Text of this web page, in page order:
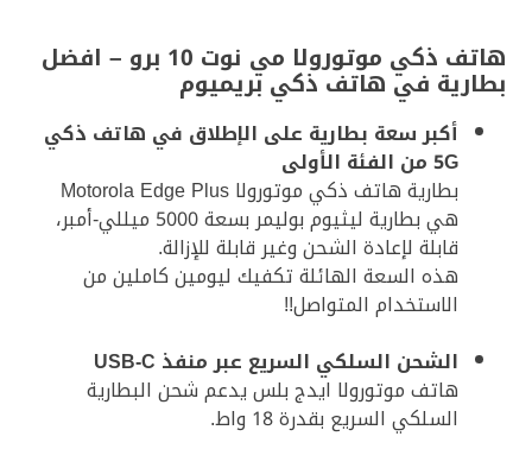
هاتف ذكي موتورولا مي نوت 10 برو – افضل
بطارية في هاتف ذكي بريميوم
أكبر سعة بطارية على الإطلاق في هاتف ذكي
5G من الفئة الأولى
بطارية هاتف ذكي موتورولا Motorola Edge Plus
هي بطارية ليثيوم بوليمر بسعة 5000 ميللي-أمبر،
قابلة لإعادة الشحن وغير قابلة للإزالة.
هذه السعة الهائلة تكفيك ليومين كاملين من
الاستخدام المتواصل!!
الشحن السلكي السريع عبر منفذ USB-C
هاتف موتورولا ايدج بلس يدعم شحن البطارية
السلكي السريع بقدرة 18 واط.